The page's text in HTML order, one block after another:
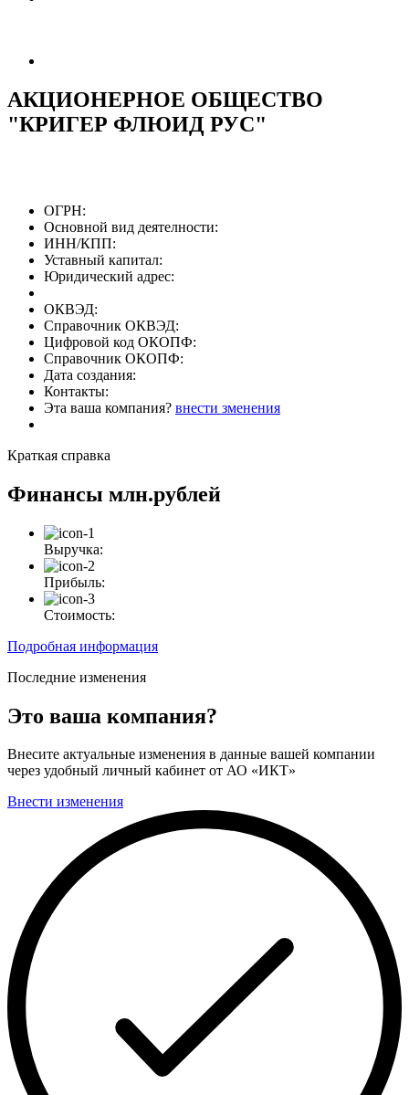
АКЦИОНЕРНОЕ ОБЩЕСТВО
"КРИГЕР ФЛЮИД РУС"
ОГРН:
Основной вид деятелности:
ИНН/КПП:
Уставный капитал:
Юридический адрес:
ОКВЭД:
Справочник ОКВЭД:
Цифровой код ОКОПФ:
Справочник ОКОПФ:
Дата создания:
Контакты:
Эта ваша компания? внести зменения
Краткая справка
Финансы млн.рублей
Выручка:
Прибыль:
Стоимость:
Подробная информация
Последние изменения
Это ваша компания?
Внесите актуальные изменения в данные вашей компании
через удобный личный кабинет от АО «ИКТ»
Внести изменения